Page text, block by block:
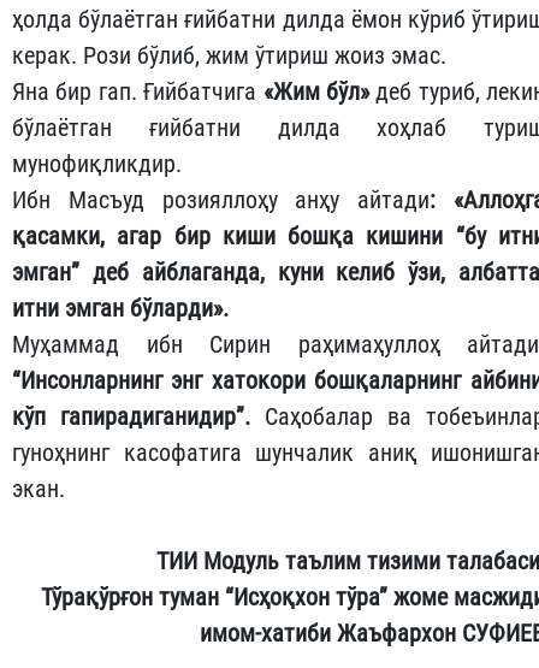
ҳолда бўлаётган ғийбатни дилда ёмон кўриб
керак. Рози бўлиб, жим ўтириш жоиз эмас.
Яна бир гап. Ғийбатчига «Жим бўл»деб туриб,
бўлаётган ғийбатни дилда хоҳлаб
мунофиқликдир.
Ибн Масъуд розияллоҳу анҳу айтади:
қасамки, агар бир киши бошқа кишини “бу
эмган” деб айблаганда, куни келиб ўзи,
итни эмган бўларди».
Муҳаммад ибн Сирин раҳимаҳуллоҳ
“Инсонларнинг энг хатокори бошқаларнинг
кўп гапирадиганидир”. Саҳобалар ва
гуноҳнинг касофатига шунчалик аниқ
экан.
ТИИ Модуль таълим тизими
Тўрақўрғон туман “Исҳоқхон тўра” жоме
имом-хатиби Жаъфархон